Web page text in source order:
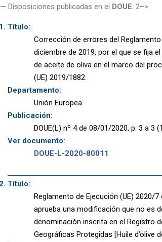
— Disposiciones publicadas en el DOUE: 2–>
Título:
Corrección de errores del
diciembre de 2019, por el que se fija
de aceite de oliva en el marco del
(UE) 2019/1882.
Departamento:
Unión Europea
Publicación:
DOUE(L) nº 4 de 08/01/2020, p. 3 a 3
Ver documento:
DOUE-L-2020-80011
Título:
Reglamento de Ejecución (UE) 2020/
aprueba una modificación que no es
denominación inscrita en el Registro
Geográficas Protegidas [Huile d’olive